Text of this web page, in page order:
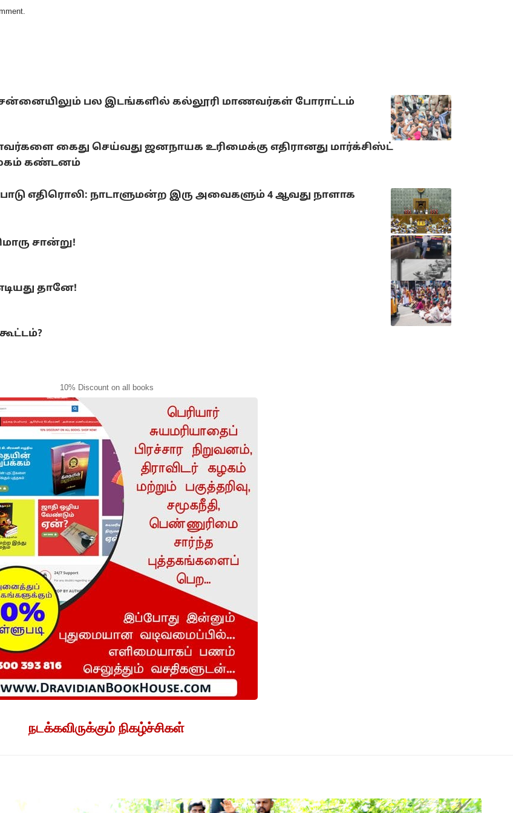
சென்னையிலும் பல இடங்களில் கல்லூரி மாணவர்கள் போராட்டம்
கைது செய்வது ஜனநாயக உரிமைக்கு எதிரானது மார்க்சிஸ்ட்
கண்டனம்
எதிரொலி: நாடாளுமன்ற இரு அவைகளும் 4 ஆவது நாளாக
சான்று!
தானே!
10% Discount on all books
நடக்கவிருக்கும் நிகழ்ச்சிகள்